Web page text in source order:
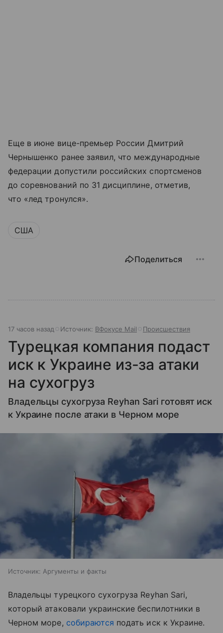
Еще в июне вице-премьер России Дмитрий
Чернышенко ранее заявил, что международные
федерации допустили российских спортсменов
до соревнований по 31 дисциплине, отметив,
что «лед тронулся».
США
Поделиться
17 часов назад Источник: ВФокусе Mail Происшествия
Турецкая компания подаст
иск к Украине из-за атаки
на сухогруз
Владельцы сухогруза Reyhan Sari готовят иск
к Украине после атаки в Черном море
Источник: Аргументы и факты
Владельцы турецкого сухогруза Reyhan Sari,
который атаковали украинские беспилотники в
Черном море, собираются подать иск к Украине.